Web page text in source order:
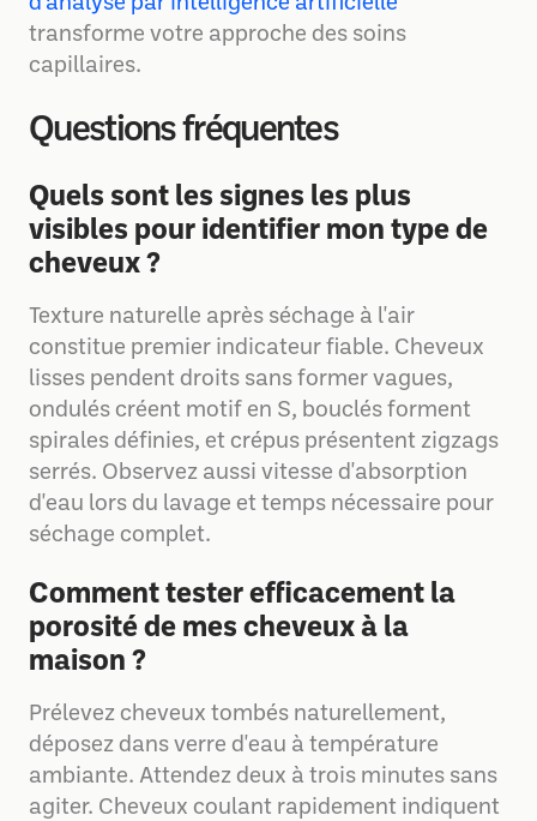
transforme votre approche des soins
capillaires.
Questions fréquentes
Quels sont les signes les plus
visibles pour identifier mon type de
cheveux ?
Texture naturelle après séchage à l'air
constitue premier indicateur fiable. Cheveux
lisses pendent droits sans former vagues,
ondulés créent motif en S, bouclés forment
spirales définies, et crépus présentent zigzags
serrés. Observez aussi vitesse d'absorption
d'eau lors du lavage et temps nécessaire pour
séchage complet.
Comment tester efficacement la
porosité de mes cheveux à la
maison ?
Prélevez cheveux tombés naturellement,
déposez dans verre d'eau à température
ambiante. Attendez deux à trois minutes sans
agiter. Cheveux coulant rapidement indiquent